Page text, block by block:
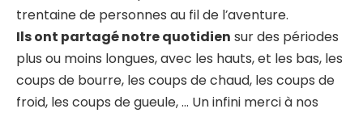
trentaine de personnes au fil de l’aventure.
Ils ont partagé notre quotidien sur des périodes
plus ou moins longues, avec les hauts, et les bas, les
coups de bourre, les coups de chaud, les coups de
froid, les coups de gueule, … Un infini merci à nos